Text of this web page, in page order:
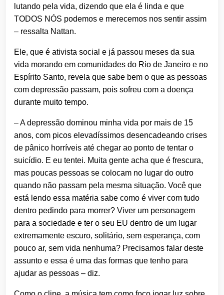
lutando pela vida, dizendo que ela é linda e que
TODOS NÓS podemos e merecemos nos sentir assim
– ressalta Nattan.
Ele, que é ativista social e já passou meses da sua
vida morando em comunidades do Rio de Janeiro e no
Espírito Santo, revela que sabe bem o que as pessoas
com depressão passam, pois sofreu com a doença
durante muito tempo.
– A depressão dominou minha vida por mais de 15
anos, com picos elevadíssimos desencadeando crises
de pânico horríveis até chegar ao ponto de tentar o
suicídio. E eu tentei. Muita gente acha que é frescura,
mas poucas pessoas se colocam no lugar do outro
quando não passam pela mesma situação. Você que
está lendo essa matéria sabe como é viver com tudo
dentro pedindo para morrer? Viver um personagem
para a sociedade e ter o seu EU dentro de um lugar
extremamente escuro, solitário, sem esperança, com
pouco ar, sem vida nenhuma? Precisamos falar deste
assunto e essa é uma das formas que tenho para
ajudar as pessoas – diz.